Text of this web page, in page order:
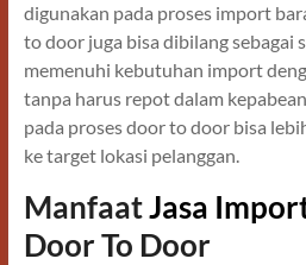
digunakan pada proses import
to door juga bisa dibilang sebagai
memenuhi kebutuhan import
tanpa harus repot dalam
pada proses door to door bisa
ke target lokasi pelanggan.
ManfaatJasa
Door To Door